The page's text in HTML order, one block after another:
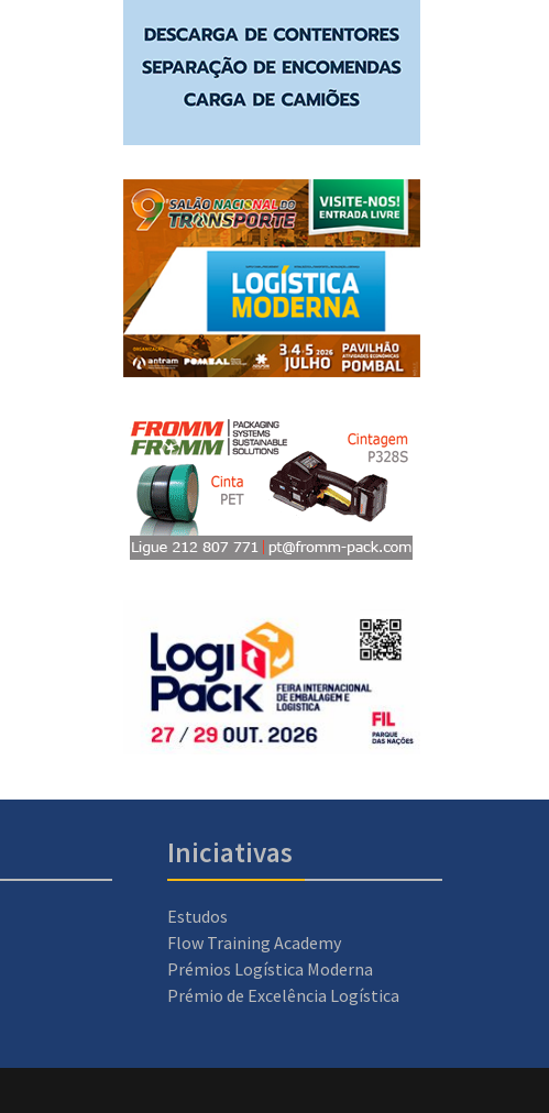
Iniciativas
Estudos
Flow Training Academy
Prémios Logística Moderna
Prémio de Excelência Logística